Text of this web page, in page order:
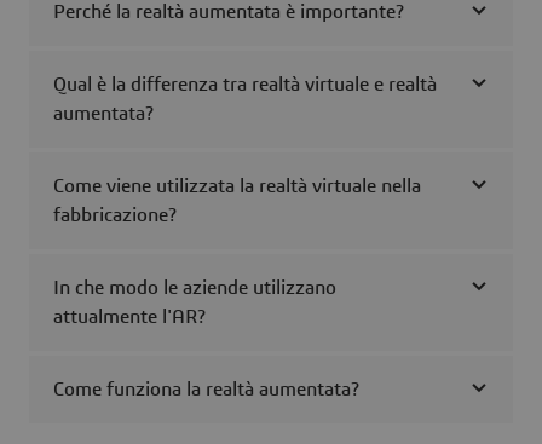
Perché la realtà aumentata è importante?
Qual è la differenza tra realtà virtuale e realtà
aumentata?
Come viene utilizzata la realtà virtuale nella
fabbricazione?
In che modo le aziende utilizzano
attualmente l'AR?
Come funziona la realtà aumentata?